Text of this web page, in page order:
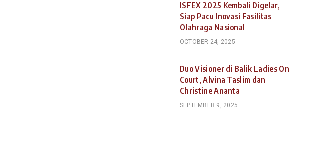
ISFEX 2025 Kembali Digelar,
Siap Pacu Inovasi Fasilitas
Olahraga Nasional
OCTOBER 24, 2025
Duo Visioner di Balik Ladies On
Court, Alvina Taslim dan
Christine Ananta
SEPTEMBER 9, 2025